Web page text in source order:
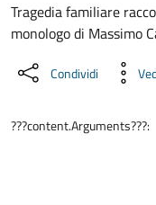
Tragedia familiare
monologo di Massimo
Condividi
???content.Arguments???: